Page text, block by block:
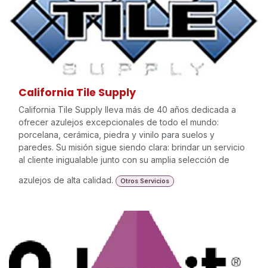
California Tile Supply
California Tile Supply lleva más de 40 años dedicada a
ofrecer azulejos excepcionales de todo el mundo:
porcelana, cerámica, piedra y vinilo para suelos y
paredes. Su misión sigue siendo clara: brindar un servicio
al cliente inigualable junto con su amplia selección de
azulejos de alta calidad.
Otros Servicios